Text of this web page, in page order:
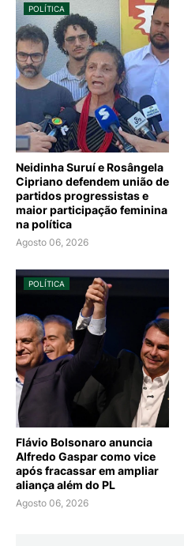
POLÍTICA
Neidinha Suruí e Rosângela
Cipriano defendem união de
partidos progressistas e
maior participação feminina
na política
Agosto 06, 2026
POLÍTICA
Flávio Bolsonaro anuncia
Alfredo Gaspar como vice
após fracassar em ampliar
aliança além do PL
Agosto 06, 2026